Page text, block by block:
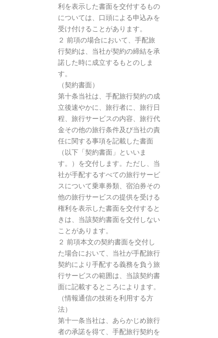
利を表示した書面を交付するもの
については、口頭による申込みを
受け付けることがあります。
２ 前項の場合において、手配旅
行契約は、当社が契約の締結を承
諾した時に成立するもとのしま
す。
（契約書面）
第十条当社は、手配旅行契約の成
立後速やかに、旅行者に、旅行日
程、旅行サービスの内容、旅行代
金その他の旅行条件及び当社の責
任に関する事項を記載した書面
（以下「契約書面」といいま
す。）を交付します。ただし、当
社が手配するすべての旅行サービ
スについて乗車券類、宿泊券その
他の旅行サービスの提供を受ける
権利を表示した書面を交付すると
きは、当該契約書面を交付しない
ことがあります。
２ 前項本文の契約書面を交付し
た場合において、当社が手配旅行
契約により手配する義務を負う旅
行サービスの範囲は、当該契約書
面に記載するところによります。
（情報通信の技術を利用する方
法）
第十一条当社は、あらかじめ旅行
者の承諾を得て、手配旅行契約を